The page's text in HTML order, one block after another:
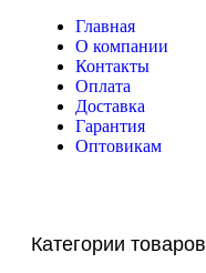
Главная
О компании
Контакты
Оплата
Доставка
Гарантия
Оптовикам
Категории товаров